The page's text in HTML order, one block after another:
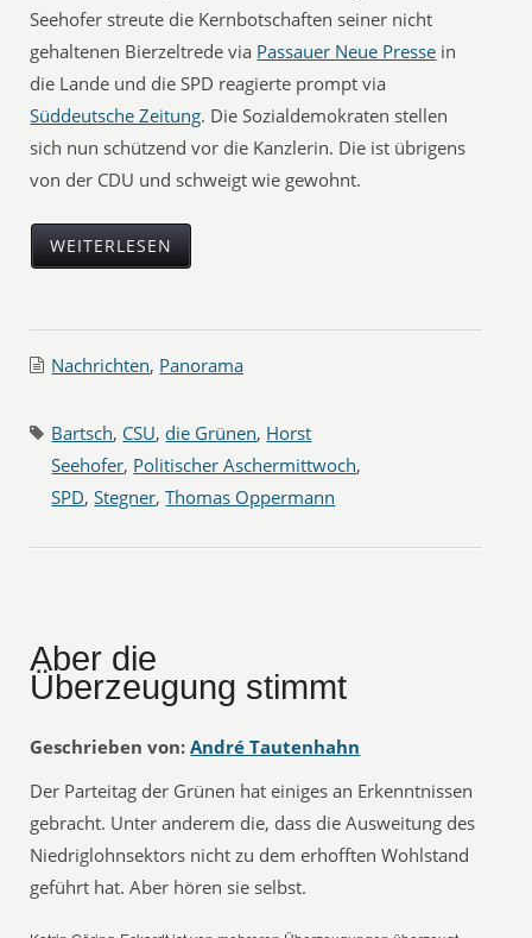
Seehofer streute die Kernbotschaften seiner nicht
gehaltenen Bierzeltrede via Passauer Neue Presse in
die Lande und die SPD reagierte prompt via
Süddeutsche Zeitung. Die Sozialdemokraten stellen
sich nun schützend vor die Kanzlerin. Die ist übrigens
von der CDU und schweigt wie gewohnt.
WEITERLESEN
Nachrichten, Panorama
Bartsch, CSU, die Grünen, Horst
Seehofer, Politischer Aschermittwoch,
SPD,Stegner,Thomas Oppermann
Aber die
Überzeugung stimmt
Geschrieben von: André Tautenhahn
Der Parteitag der Grünen hat einiges an Erkenntnissen
gebracht. Unter anderem die, dass die Ausweitung des
Niedriglohnsektors nicht zu dem erhofften Wohlstand
geführt hat. Aber hören sie selbst.